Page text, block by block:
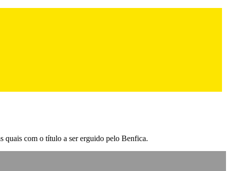
quais com o título a ser erguido pelo Benfica.